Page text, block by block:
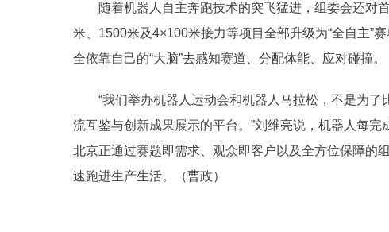
随着机器人自主奔跑技术的突飞猛进，组委会还对
米、1500米及4×100米接力等项目全部升级为“全自主”
全依靠自己的“大脑”去感知赛道、分配体能、应对碰撞。
“我们举办机器人运动会和机器人马拉松，不是为
流互鉴与创新成果展示的平台。”刘维亮说，机器人每完
北京正通过赛题即需求、观众即客户以及全方位保障的
速跑进生产生活。（曹政）